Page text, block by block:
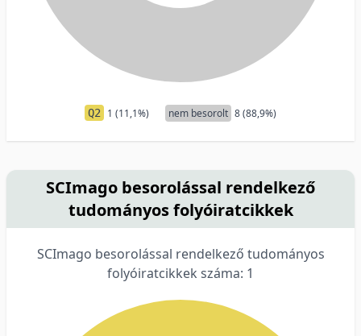
Q2 1 (11,1%) nem besorolt 8 (88,9%)
SCImago besorolással rendelkező
tudományos folyóiratcikkek
SCImago besorolással rendelkező tudományos
folyóiratcikkek száma: 1